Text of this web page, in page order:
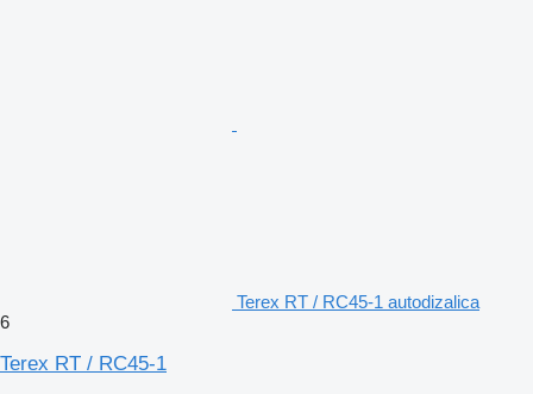
Terex RT / RC45-1 autodizalica
6
Terex RT / RC45-1